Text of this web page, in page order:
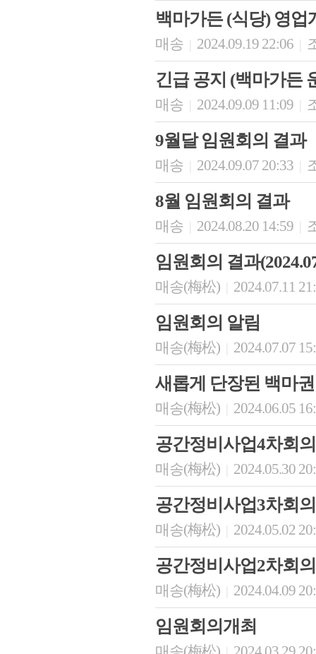
백마가든 (식당) 영업
매송 2024.09.19 22:06
긴급 공지 (백마가든
매송 2024.09.09 11:09
9월달 임원회의 결과
매송 2024.09.07 20:33
8월 임원회의 결과
매송 2024.08.20 14:59
임원회의 결과
매송(梅松) 2024.07.11
임원회의 알림
매송(梅松) 2024.07.07
새롭게 단장된 백마
매송(梅松) 2024.06.05
공간정비사업4차회의
매송(梅松) 2024.05.30
공간정비사업3차회의
매송(梅松) 2024.05.02
공간정비사업2차회의
매송(梅松) 2024.04.09
임원회의개최